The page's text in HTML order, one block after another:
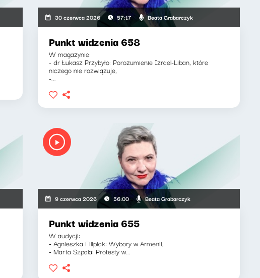
30 czerwca 2026 57:17 Beata Grabarczyk
Punkt widzenia 658
W magazynie:
- dr Łukasz Przybyło: Porozumienie Izrael-Liban, które
niczego nie rozwiązuje,
-...
9 czerwca 2026 56:00 Beata Grabarczyk
Punkt widzenia 655
W audycji:
- Agnieszka Filipiak: Wybory w Armenii,
- Marta Szpala: Protesty w...